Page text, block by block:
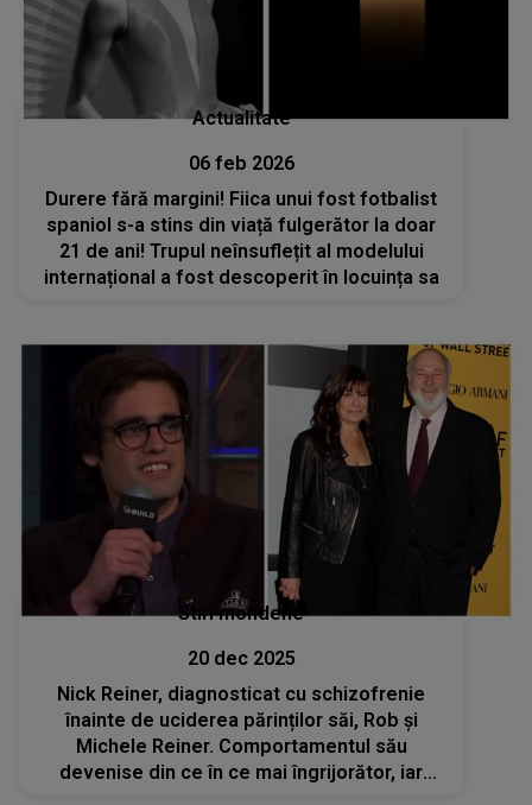
Actualitate
06 feb 2026
Durere fără margini! Fiica unui fost fotbalist
spaniol s-a stins din viață fulgerător la doar
21 de ani! Trupul neînsuflețit al modelului
internațional a fost descoperit în locuința sa
Stiri mondene
20 dec 2025
Nick Reiner, diagnosticat cu schizofrenie
înainte de uciderea părinților săi, Rob și
Michele Reiner. Comportamentul său
devenise din ce în ce mai îngrijorător, iar